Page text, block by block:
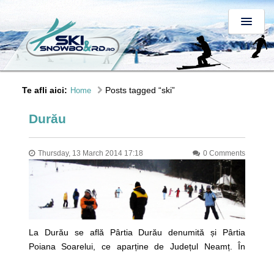
Te afli aici: Home Posts tagged “ski”
Durău
Thursday, 13 March 2014 17:18 0 Comments
La Durău se află Pârtia Durău denumită și Pârtia
Poiana Soarelui, ce aparține de Județul Neamț. În